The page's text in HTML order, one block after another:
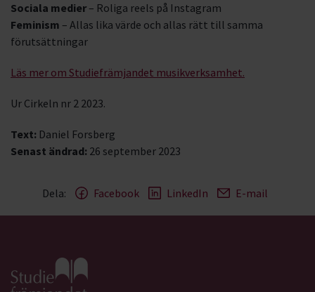
Sociala medier – Roliga reels på Instagram
Feminism – Allas lika värde och allas rätt till samma
förutsättningar
Läs mer om Studiefrämjandet musikverksamhet.
Ur Cirkeln nr 2 2023.
Text: Daniel Forsberg
Senast ändrad: 26 september 2023
Dela: Facebook LinkedIn E-mail
Gå till studiefrämjandets startsida